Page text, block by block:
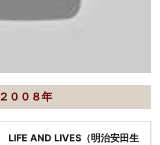
２００８年
LIFE AND LIVES（明治安田生